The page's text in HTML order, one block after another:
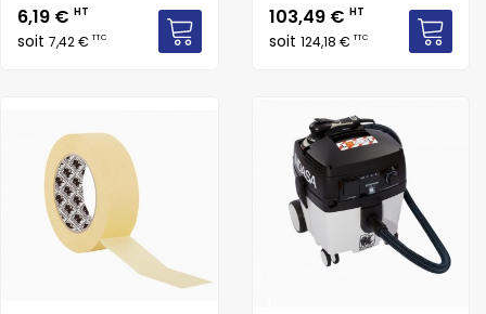
Prix
6,19 € HT
soit 7,42 €TTC
Prix
103,49 € HT
soit 124,18 €TTC